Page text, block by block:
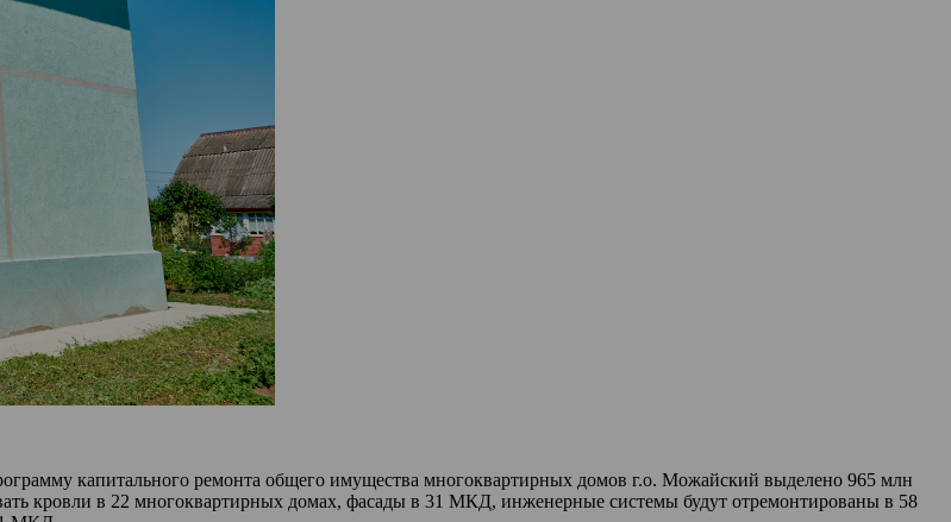
капитального ремонта общего имущества многоквартирных домов г.о. Можайский выделено 965 млн
кровли в 22 многоквартирных домах, фасады в 31 МКД, инженерные системы будут отремонтированы в 58